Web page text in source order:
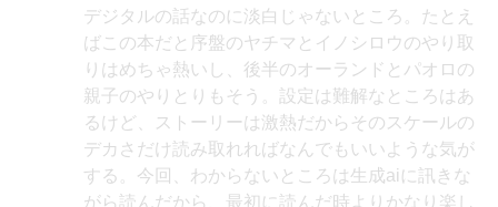
デジタルの話なのに淡白じゃないところ。たとえ
ばこの本だと序盤のヤチマとイノシロウのやり取
りはめちゃ熱いし、後半のオーランドとパオロの
親子のやりとりもそう。設定は難解なところはあ
るけど、ストーリーは激熱だからそのスケールの
デカさだけ読み取れればなんでもいいような気が
する。今回、わからないところは生成aiに訊きな
がら読んだから、最初に読んだ時よりかなり楽し